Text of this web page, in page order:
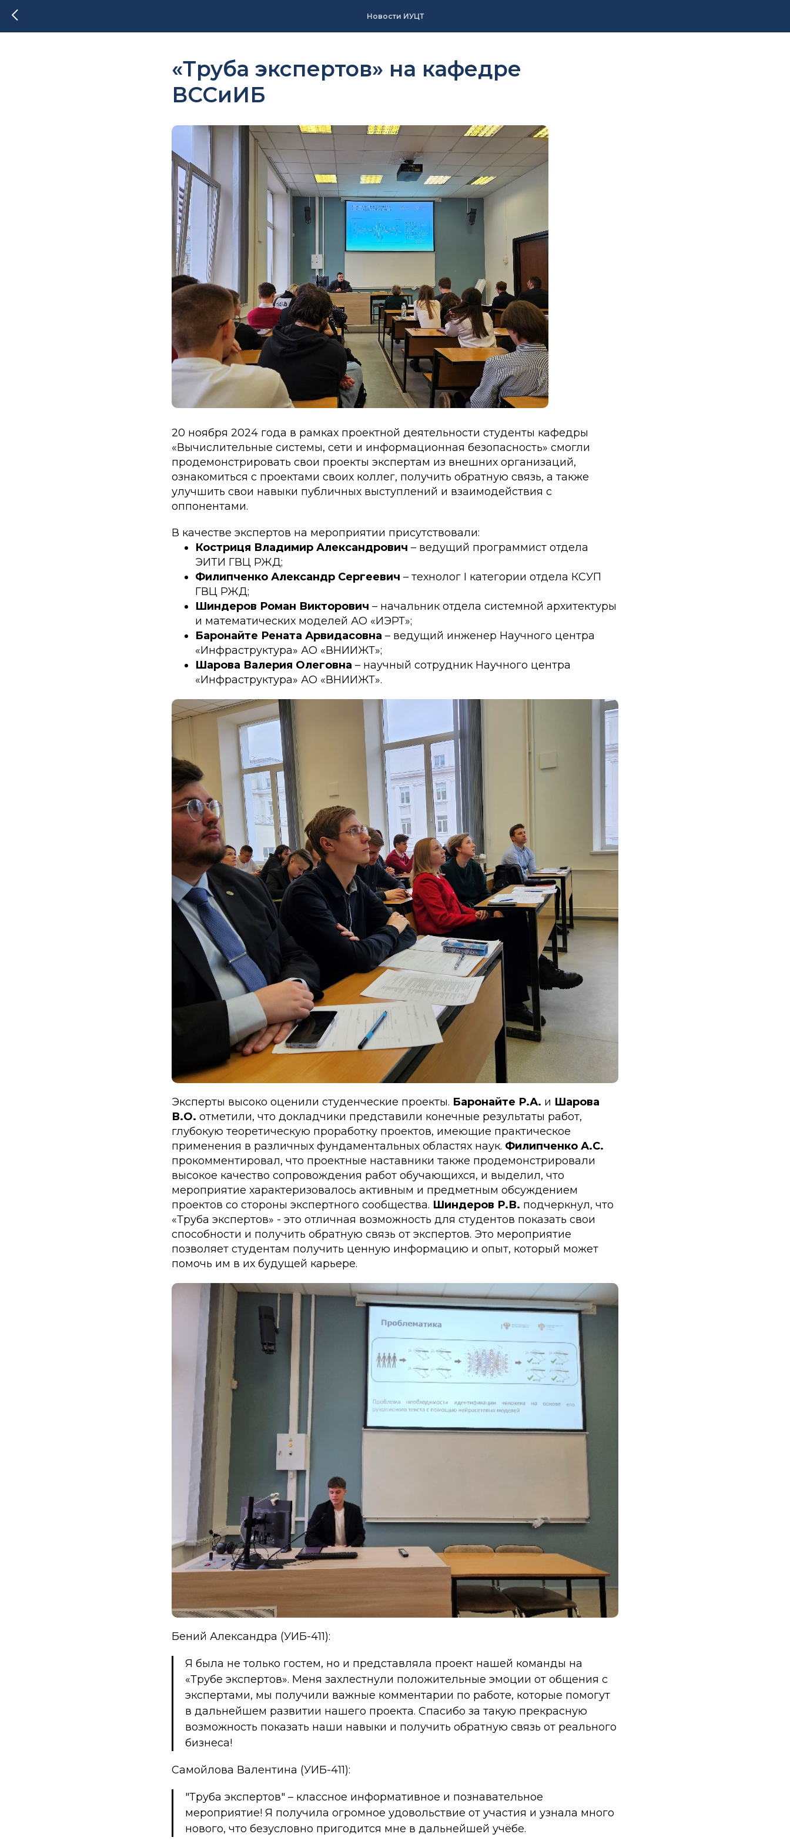
Новости ИУЦТ
«Труба экспертов» на кафедре
ВССиИБ
20 ноября 2024 года в рамках проектной деятельности студенты кафедры
«Вычислительные системы, сети и информационная безопасность» смогли
продемонстрировать свои проекты экспертам из внешних организаций,
ознакомиться с проектами своих коллег, получить обратную связь, а также
улучшить свои навыки публичных выступлений и взаимодействия с
оппонентами.
В качестве экспертов на мероприятии присутствовали:
Костриця Владимир Александрович – ведущий программист отдела
ЭИТИ ГВЦ РЖД;
Филипченко Александр Сергеевич – технолог I категории отдела КСУП
ГВЦ РЖД;
Шиндеров Роман Викторович – начальник отдела системной архитектуры
и математических моделей АО «ИЭРТ»;
Баронайте Рената Арвидасовна – ведущий инженер Научного центра
«Инфраструктура» АО «ВНИИЖТ»;
Шарова Валерия Олеговна – научный сотрудник Научного центра
«Инфраструктура» АО «ВНИИЖТ».
Эксперты высоко оценили студенческие проекты. Баронайте Р.А. и Шарова
В.О. отметили, что докладчики представили конечные результаты работ,
глубокую теоретическую проработку проектов, имеющие практическое
применения в различных фундаментальных областях наук. Филипченко А.С.
прокомментировал, что проектные наставники также продемонстрировали
высокое качество сопровождения работ обучающихся, и выделил, что
мероприятие характеризовалось активным и предметным обсуждением
проектов со стороны экспертного сообщества. Шиндеров Р.В. подчеркнул, что
«Труба экспертов» - это отличная возможность для студентов показать свои
способности и получить обратную связь от экспертов. Это мероприятие
позволяет студентам получить ценную информацию и опыт, который может
помочь им в их будущей карьере.
Бений Александра (УИБ-411):
Я была не только гостем, но и представляла проект нашей команды на
«Трубе экспертов». Меня захлестнули положительные эмоции от общения с
экспертами, мы получили важные комментарии по работе, которые помогут
в дальнейшем развитии нашего проекта. Спасибо за такую прекрасную
возможность показать наши навыки и получить обратную связь от реального
бизнеса!
Самойлова Валентина (УИБ-411):
"Труба экспертов" – классное информативное и познавательное
мероприятие! Я получила огромное удовольствие от участия и узнала много
нового, что безусловно пригодится мне в дальнейшей учёбе.